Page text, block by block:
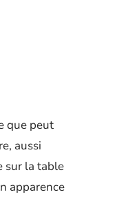
que peut
aussi
sur la table
apparence